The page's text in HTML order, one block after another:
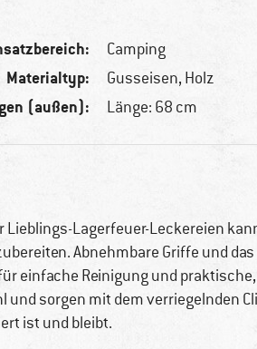
Camping
Materialtyp: Gusseisen, Holz
(außen): Länge: 68 cm
Lieblings-Lagerfeuer-Leckereien
Abnehmbare Griffe und
einfache Reinigung und
und sorgen mit dem verriegelnden
ist und bleibt.